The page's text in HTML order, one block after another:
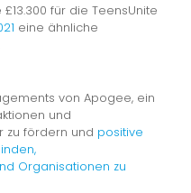
.300 für die TeensUnite
eine ähnliche
von Apogee, ein
und
zu fördern und positive
Organisationen zu